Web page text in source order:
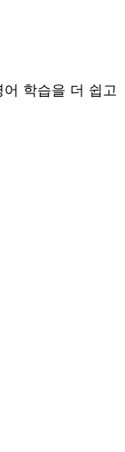
학습을 더 쉽고